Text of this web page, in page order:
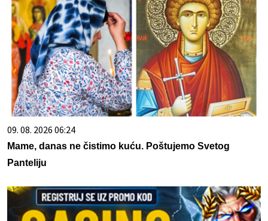
09. 08. 2026 06:24
Mame, danas ne čistimo kuću. Poštujemo Svetog
Panteliju